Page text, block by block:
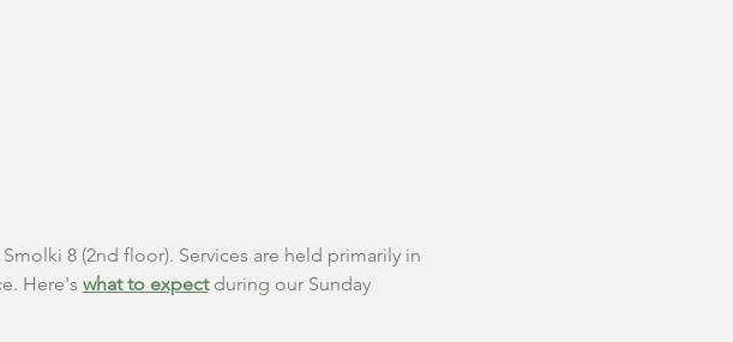
8 (2nd floor). Services are held primarily in
Here's what to expect during our Sunday